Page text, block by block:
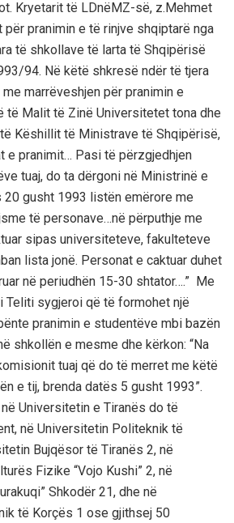
Kryetarit të LDnëMZ-së, z.Mehmet
për pranimin e të rinjve shqiptarë nga
të shkollave të larta të Shqipërisë
94. Në këtë shkresë ndër të tjera
me marrëveshjen për pranimin e
të Malit të Zinë Universitetet tona dhe
Këshillit të Ministrave të Shqipërisë,
e pranimit… Pasi të përzgjedhjen
tuaj, do ta dërgoni në Ministrinë e
gusht 1993 listën emërore me
të personave…në përputhje me
sipas universiteteve, fakulteteve
lista jonë. Personat e caktuar duhet
në periudhën 15-30 shtator….” Me
sygjeroi që të formohet një
pranimin e studentëve mbi bazën
shkollën e mesme dhe kërkon: “Na
tuaj që do të merret me këtë
e tij, brenda datës 5 gusht 1993”.
Universitetin e Tiranës do të
në Universitetin Politeknik të
Bujqësor të Tiranës 2, në
Fizike “Vojo Kushi” 2, në
Shkodër 21, dhe në
të Korçës 1 ose gjithsej 50